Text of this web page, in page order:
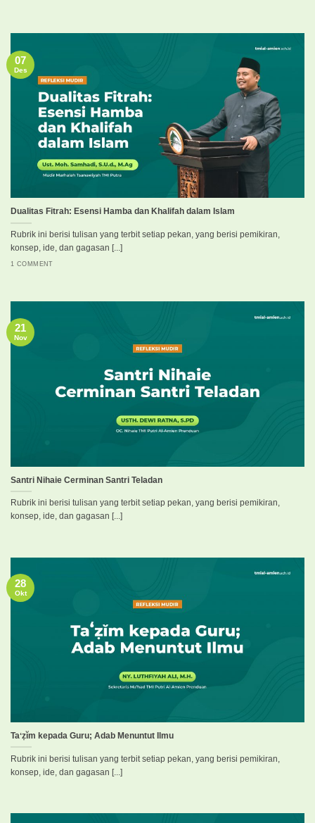
Dualitas Fitrah: Esensi Hamba dan Khalifah dalam Islam
Rubrik ini berisi tulisan yang terbit setiap pekan, yang berisi pemikiran,
konsep, ide, dan gagasan [...]
1 COMMENT
07
Des
Santri Nihaie Cerminan Santri Teladan
Rubrik ini berisi tulisan yang terbit setiap pekan, yang berisi pemikiran,
konsep, ide, dan gagasan [...]
21
Nov
Taʻẓĭm kepada Guru; Adab Menuntut Ilmu
Rubrik ini berisi tulisan yang terbit setiap pekan, yang berisi pemikiran,
konsep, ide, dan gagasan [...]
28
Okt